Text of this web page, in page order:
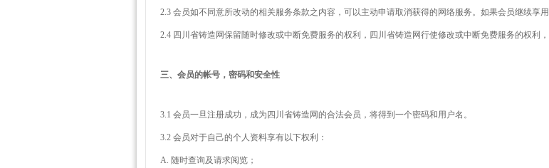
2.3 会员如不同意所改动的相关服务条款之内容，可以主动申请取消获得的网络服务。如果会员继续享
2.4 四川省铸造网保留随时修改或中断免费服务的权利，四川省铸造网行使修改或中断免费服务的权利
三、会员的帐号，密码和安全性
3.1 会员一旦注册成功，成为四川省铸造网的合法会员，将得到一个密码和用户名。
3.2 会员对于自己的个人资料享有以下权利：
A. 随时查询及请求阅览；